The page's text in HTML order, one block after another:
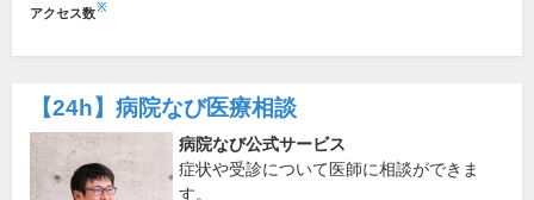
アクセス数※
【24h】 病院なび医療相談
病院なび公式サービス
症状や受診について医師に相談ができま
す。